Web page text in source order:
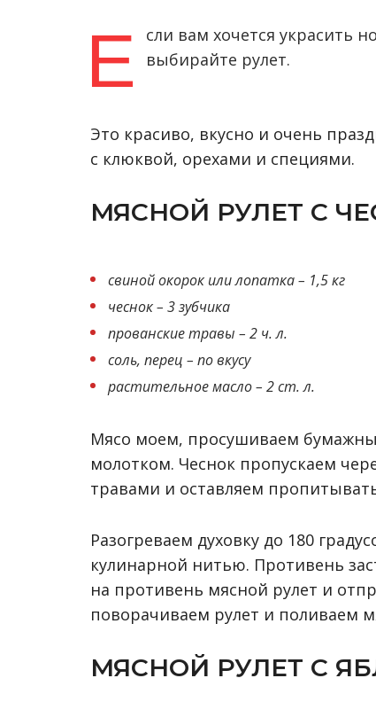
Е
сли вам хочется украсить
выбирайте рулет.
Это красиво, вкусно и очень
с клюквой, орехами и специями.
МЯСНОЙ РУЛЕТ С
свиной окорок или лопатка – 1,5 кг
чеснок – 3 зубчика
прованские травы – 2 ч. л.
соль, перец – по вкусу
растительное масло – 2 ст. л.
Мясо моем, просушиваем
молотком. Чеснок пропускаем
травами и оставляем
Разогреваем духовку до 180
кулинарной нитью. Противень
на противень мясной рулет и
поворачиваем рулет и поливаем
МЯСНОЙ РУЛЕТ С